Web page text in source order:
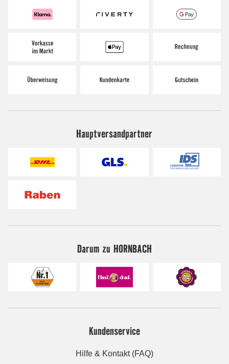
Hauptversandpartner
Darum zu HORNBACH
Kundenservice
Hilfe & Kontakt (FAQ)